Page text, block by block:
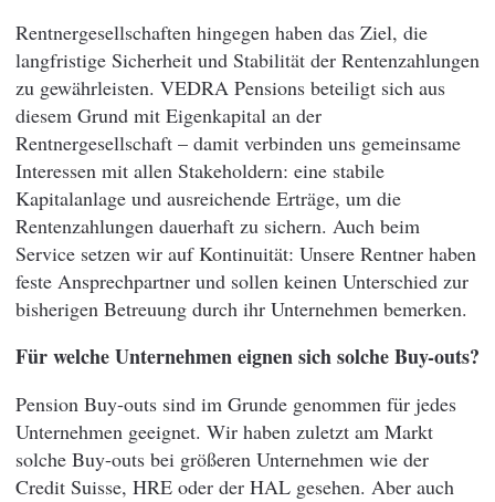
Rentnergesellschaften hingegen haben das Ziel, die
langfristige Sicherheit und Stabilität der Rentenzahlungen
zu gewährleisten. VEDRA Pensions beteiligt sich aus
diesem Grund mit Eigenkapital an der
Rentnergesellschaft – damit verbinden uns gemeinsame
Interessen mit allen Stakeholdern: eine stabile
Kapitalanlage und ausreichende Erträge, um die
Rentenzahlungen dauerhaft zu sichern. Auch beim
Service setzen wir auf Kontinuität: Unsere Rentner haben
feste Ansprechpartner und sollen keinen Unterschied zur
bisherigen Betreuung durch ihr Unternehmen bemerken.
Für welche Unternehmen eignen sich solche Buy-outs?
Pension Buy-outs sind im Grunde genommen für jedes
Unternehmen geeignet. Wir haben zuletzt am Markt
solche Buy-outs bei größeren Unternehmen wie der
Credit Suisse, HRE oder der HAL gesehen. Aber auch